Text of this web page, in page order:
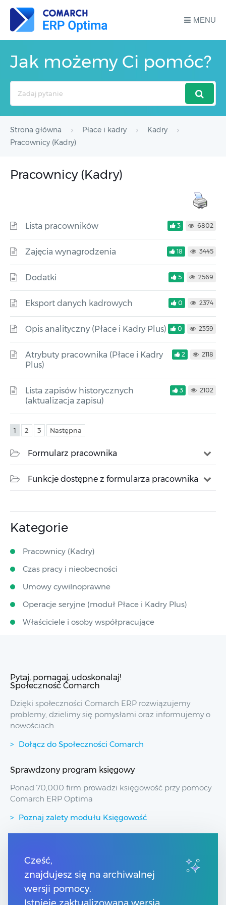
MENU
Jak możemy Ci pomóc?
Strona główna Płace i kadry
Kadry
Pracownicy (Kadry)
Pracownicy (Kadry)
Lista pracowników 3 6802
Zajęcia wynagrodzenia 18 3445
Dodatki 5 2569
Eksport danych kadrowych 0 2374
Opis analityczny (Płace i Kadry Plus) 0 2359
Atrybuty pracownika (Płace i Kadry
Plus)
2 2118
Lista zapisów historycznych
(aktualizacja zapisu)
3 2102
1 2 3 Następna
Formularz pracownika
Funkcje dostępne z formularza pracownika
Kategorie
Pracownicy (Kadry)
Czas pracy i nieobecności
Umowy cywilnoprawne
Operacje seryjne (moduł Płace i Kadry Plus)
Właściciele i osoby współpracujące
Pytaj, pomagaj, udoskonalaj!
Społeczność Comarch
Dzięki społeczności Comarch ERP rozwiązujemy
problemy, dzielimy się pomysłami oraz informujemy o
nowościach.
Dołącz do Społeczności Comarch
Sprawdzony program księgowy
Ponad 70,000 firm prowadzi księgowość przy pomocy
Comarch ERP Optima
Poznaj zalety modułu Księgowość
Przydatne linki
Spis treści
Pomoc Comarch Betterfly
Pomoc Comarch e-Sklep
Cześć,
znajdujesz się na archiwalnej
wersji pomocy.